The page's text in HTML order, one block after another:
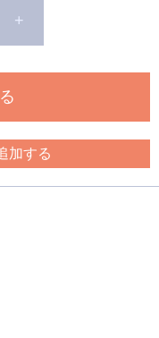
+
加する